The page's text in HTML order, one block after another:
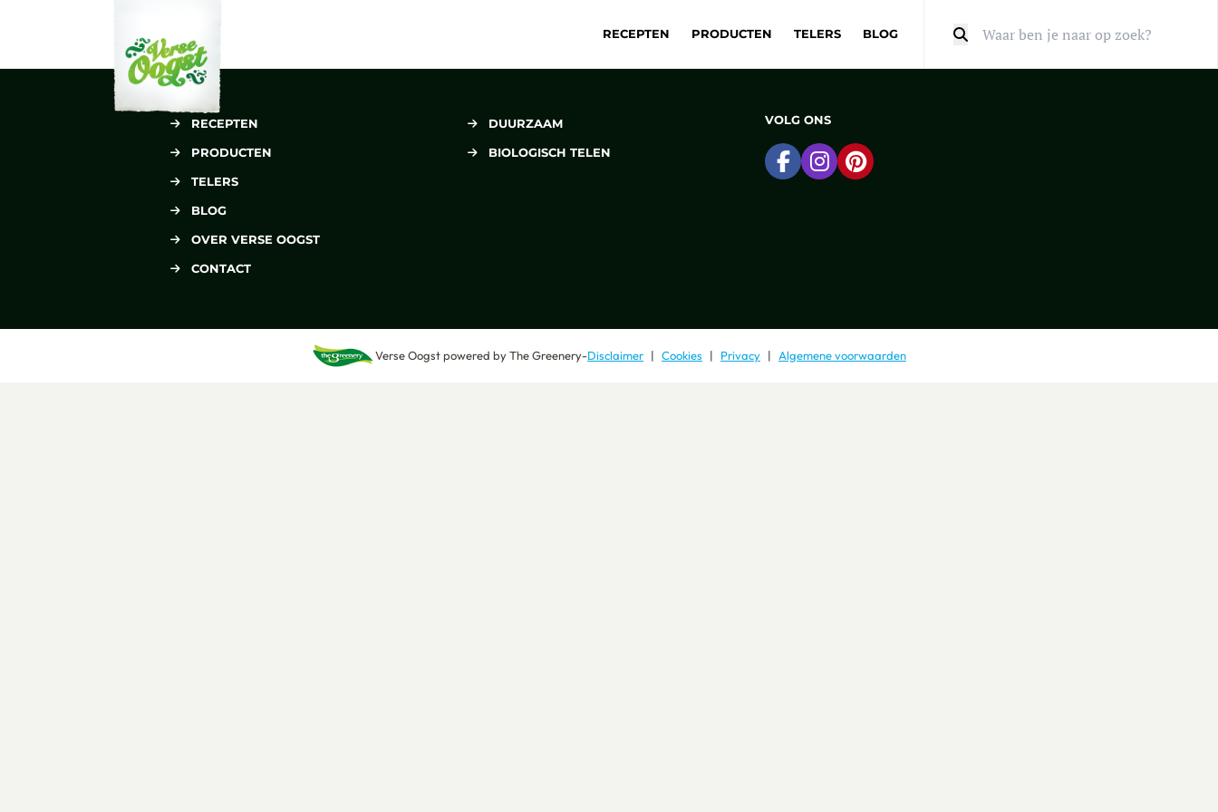
RECEPTEN PRODUCTEN TELERS BLOG
RECEPTEN
PRODUCTEN
TELERS
BLOG
OVER VERSE OOGST
CONTACT
DUURZAAM
BIOLOGISCH TELEN
VOLG ONS
Ga naar Facebook
Ga naar Instagram
Ga naar Pinterest
Verse Oogstpowered byThe Greenery-Disclaimer Cookies Privacy Algemene voorwaarden